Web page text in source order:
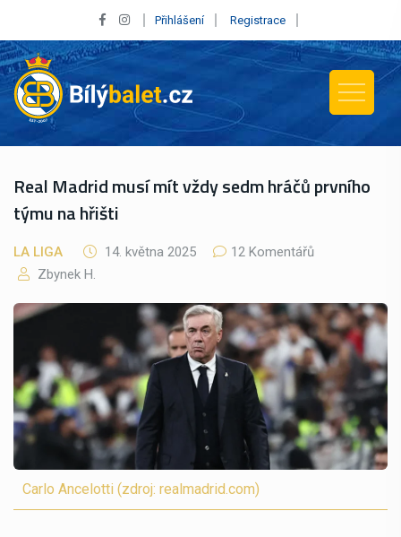
Přihlášení Registrace
Real Madrid musí mít vždy sedm hráčů prvního
týmu na hřišti
LA LIGA 14. května 2025
12 Komentářů
Zbynek H.
Carlo Ancelotti (zdroj: realmadrid.com)